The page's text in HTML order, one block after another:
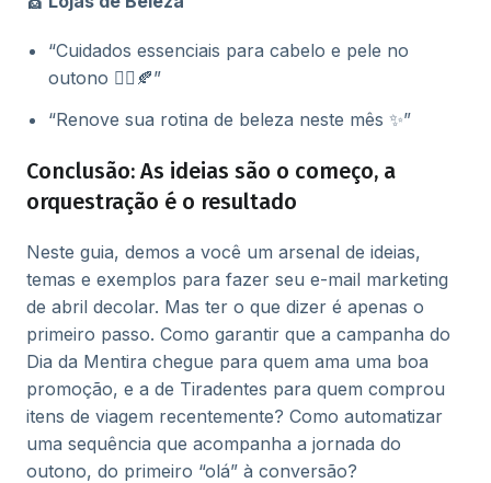
“Cuidados essenciais para cabelo e pele no
outono 💇‍♀️🍂”
“Renove sua rotina de beleza neste mês ✨”
Conclusão: As ideias são o começo, a
orquestração é o resultado
Neste guia, demos a você um arsenal de ideias,
temas e exemplos para fazer seu e-mail marketing
de abril decolar. Mas ter o que dizer é apenas o
primeiro passo. Como garantir que a campanha do
Dia da Mentira chegue para quem ama uma boa
promoção, e a de Tiradentes para quem comprou
itens de viagem recentemente? Como automatizar
uma sequência que acompanha a jornada do
outono, do primeiro “olá” à conversão?